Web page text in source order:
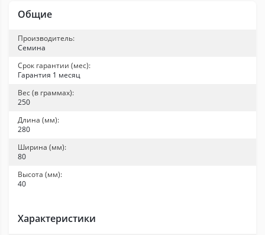
Общие
Производитель:
Семина
Срок гарантии (мес):
Гарантия 1 месяц
Вес (в граммах):
250
Длина (мм):
280
Ширина (мм):
80
Высота (мм):
40
Характеристики